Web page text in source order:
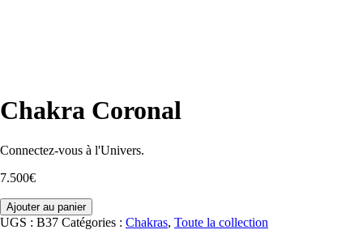
Chakra Coronal
Connectez-vous à l'Univers.
7.500€
Ajouter au panier
UGS : B37 Catégories : Chakras, Toute la collection